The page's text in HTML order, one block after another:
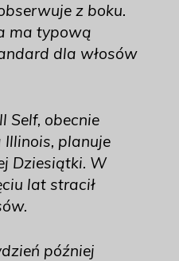
z boku.
ma typową
dla włosów
Self, obecnie
planuje
Dziesiątki. W
lat stracił
później